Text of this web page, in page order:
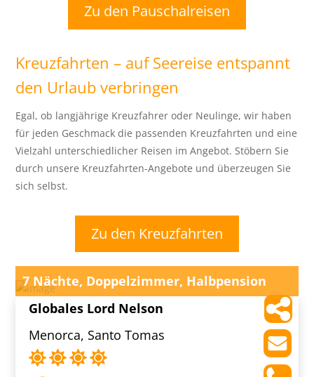
Zu den Pauschalreisen
Kreuzfahrten – auf Seereise entspannt
den Urlaub verbringen
Egal, ob langjährige Kreuzfahrer oder Neulinge, wir haben
für jeden Geschmack die passenden Kreuzfahrten und eine
Vielzahl unterschiedlicher Reisen im Angebot. Stöbern Sie
durch unsere Kreuzfahrten-Angebote und überzeugen Sie
sich selbst.
Zu den Kreuzfahrten
7 Nächte, Doppelzimmer, Halbpension
Globales Lord Nelson
Menorca, Santo Tomas